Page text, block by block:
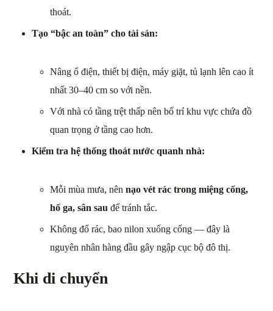
thoát.
Tạo “bậc an toàn” cho tài sản:
Nâng ổ điện, thiết bị điện, máy giặt, tủ lạnh lên cao ít
nhất 30–40 cm so với nền.
Với nhà có tầng trệt thấp nên bố trí khu vực chứa đồ
quan trọng ở tầng cao hơn.
Kiểm tra hệ thống thoát nước quanh nhà:
Mỗi mùa mưa, nênnạo vét rác trong miệng cống,
hố ga, sân sau để tránh tắc.
Không đổ rác, bao nilon xuống cống — đây là
nguyên nhân hàng đầu gây ngập cục bộ đô thị.
Khi di chuyển